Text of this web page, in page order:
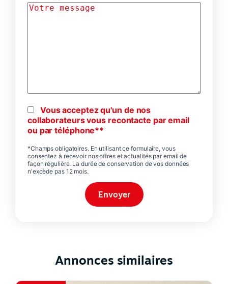
Vous acceptez qu'un de nos
collaborateurs vous recontacte par email
ou par téléphone**
*Champs obligatoires. En utilisant ce formulaire, vous
consentez à recevoir nos offres et actualités par email de
façon régulière. La durée de conservation de vos données
n'excède pas 12 mois.
Annonces similaires